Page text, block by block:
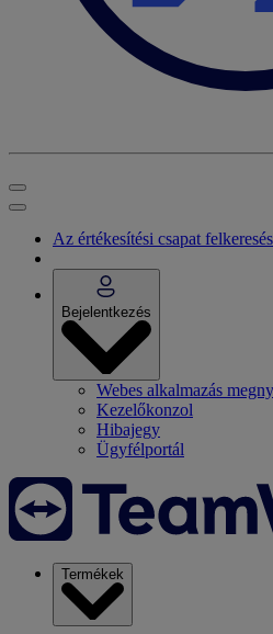
Az értékesítési csapat
Bejelentkezés
Webes alkalmazás
Kezelőkonzol
Hibajegy
Ügyfélportál
Termékek